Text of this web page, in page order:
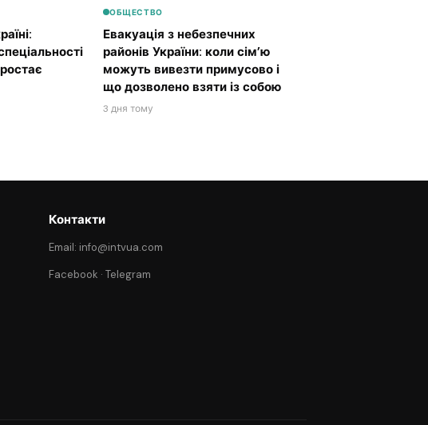
ОБЩЕСТВО
Евакуація з небезпечних
районів України: коли сім’ю
можуть вивезти примусово і
що дозволено взяти із собою
3 дня тому
Контакти
Email: info@intvua.com
Facebook ·Telegram